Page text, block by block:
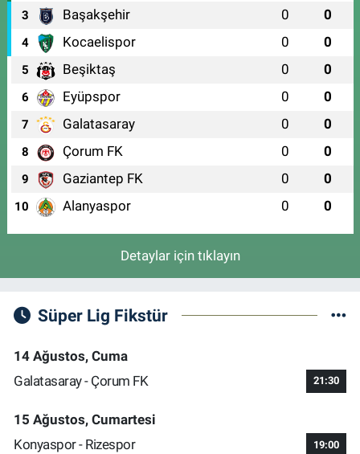
3 Başakşehir 0 0
4 Kocaelispor 0 0
5 Beşiktaş 0 0
6 Eyüpspor 0 0
7 Galatasaray 0 0
8 Çorum FK 0 0
9 Gaziantep FK 0 0
10 Alanyaspor 0 0
Detaylar için tıklayın
Süper Lig Fikstür
14 Ağustos, Cuma
Galatasaray - Çorum FK
21:30
15 Ağustos, Cumartesi
Konyaspor - Rizespor
19:00